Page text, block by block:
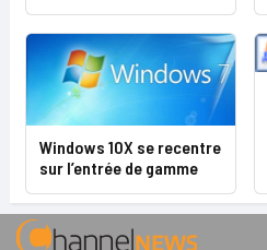
Windows 10X se recentre
sur l’entrée de gamme